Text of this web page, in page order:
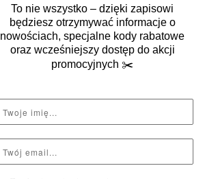
To nie wszystko – dzięki zapisowi
będziesz otrzymywać informacje o
nowościach, specjalne kody rabatowe
oraz wcześniejszy dostęp do akcji
promocyjnych ✂️